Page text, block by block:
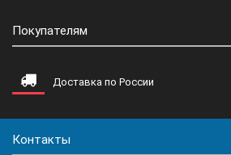
Покупателям
Доставка по России
Контакты